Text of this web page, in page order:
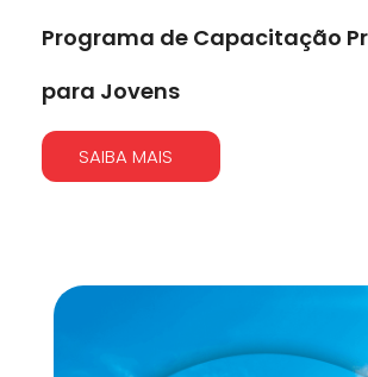
Programa de Capacitação
para Jovens
SAIBA MAIS